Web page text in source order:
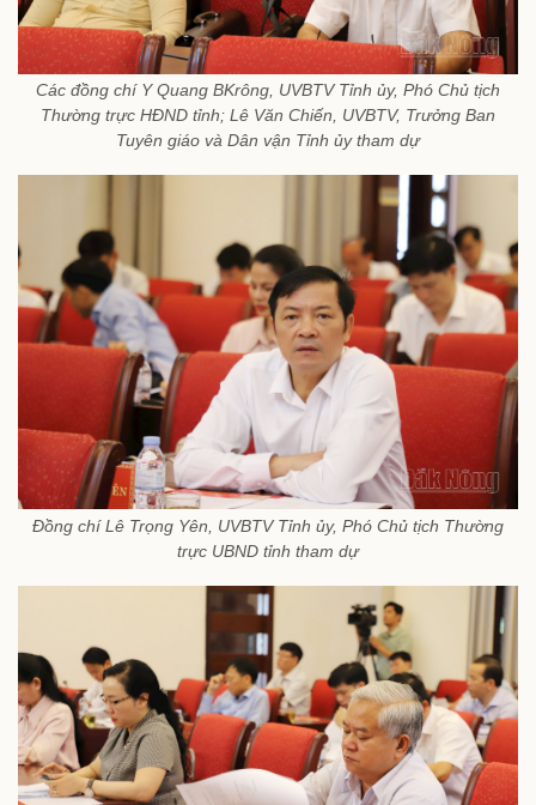
Các đồng chí Y Quang BKrông, UVBTV Tỉnh ủy, Phó Chủ tịch
Thường trực HĐND tỉnh; Lê Văn Chiến, UVBTV, Trưởng Ban
Tuyên giáo và Dân vận Tỉnh ủy tham dự
Đồng chí Lê Trọng Yên, UVBTV Tỉnh ủy, Phó Chủ tịch Thường
trực UBND tỉnh tham dự